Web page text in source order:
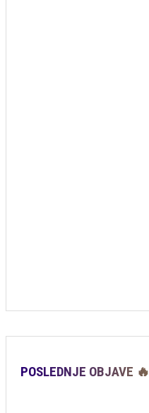
POSLEDNJE OBJAVE 🔥